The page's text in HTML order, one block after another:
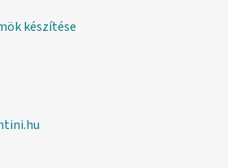
készítése